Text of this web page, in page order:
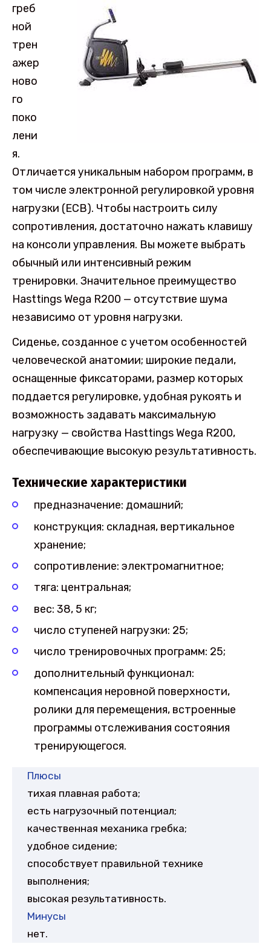
греб
ной
трен
ажер
ново
го
поко
лени
я.
Отличается уникальным набором программ, в
том числе электронной регулировкой уровня
нагрузки (ECB). Чтобы настроить силу
сопротивления, достаточно нажать клавишу
на консоли управления. Вы можете выбрать
обычный или интенсивный режим
тренировки. Значительное преимущество
Hasttings Wega R200 — отсутствие шума
независимо от уровня нагрузки.
Сиденье, созданное с учетом особенностей
человеческой анатомии; широкие педали,
оснащенные фиксаторами, размер которых
поддается регулировке, удобная рукоять и
возможность задавать максимальную
нагрузку — свойства Hasttings Wega R200,
обеспечивающие высокую результативность.
Технические характеристики
предназначение: домашний;
конструкция: складная, вертикальное
хранение;
сопротивление: электромагнитное;
тяга: центральная;
вес: 38, 5 кг;
число ступеней нагрузки: 25;
число тренировочных программ: 25;
дополнительный функционал:
компенсация неровной поверхности,
ролики для перемещения, встроенные
программы отслеживания состояния
тренирующегося.
Плюсы
тихая плавная работа;
есть нагрузочный потенциал;
качественная механика гребка;
удобное сидение;
способствует правильной технике
выполнения;
высокая результативность.
Минусы
нет.